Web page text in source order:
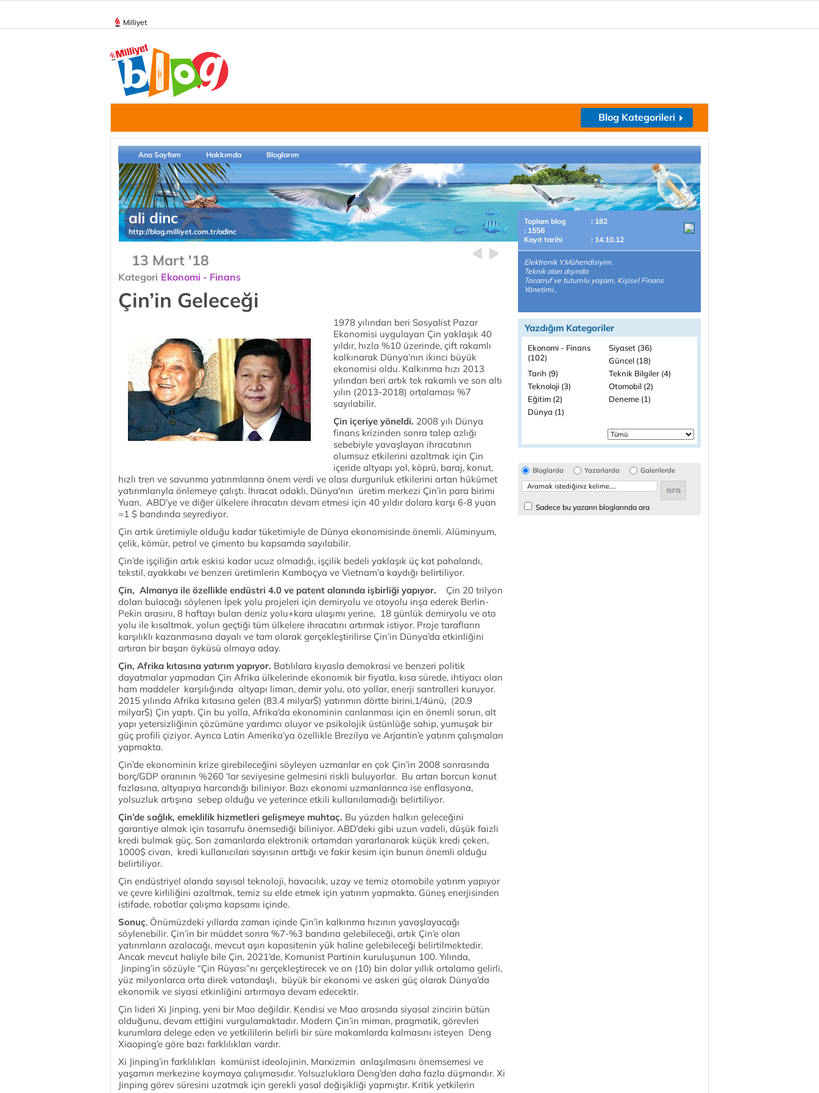
Milliyet
Blog Kategorileri
Ana Sayfam Hakkımda Bloglarım
ali dinc
http://blog.milliyet.com.tr/adinc
13 Mart '18
Kategori Ekonomi - Finans
Çin’in Geleceği
1978 yılından beri Sosyalist Pazar
Ekonomisi uygulayan Çin yaklaşık 40
yıldır, hızla %10 üzerinde, çift rakamlı
kalkınarak Dünya’nın ikinci büyük
ekonomisi oldu. Kalkınma hızı 2013
yılından beri artık tek rakamlı ve son altı
yılın (2013-2018) ortalaması %7
sayılabilir.
Çin içeriye yöneldi. 2008 yılı Dünya
finans krizinden sonra talep azlığı
sebebiyle yavaşlayan ihracatının
olumsuz etkilerini azaltmak için Çin
içeride altyapı yol, köprü, baraj, konut,
hızlı tren ve savunma yatırımlarına önem verdi ve olası durgunluk etkilerini artan hükümet
yatırımlarıyla önlemeye çalıştı. İhracat odaklı, Dünya'nın üretim merkezi Çin’in para birimi
Yuan, ABD’ye ve diğer ülkelere ihracatın devam etmesi için 40 yıldır dolara karşı 6-8 yuan
=1 $ bandında seyrediyor.
Çin artık üretimiyle olduğu kadar tüketimiyle de Dünya ekonomisinde önemli. Alüminyum,
çelik, kömür, petrol ve çimento bu kapsamda sayılabilir.
Çin’de işçiliğin artık eskisi kadar ucuz olmadığı, işçilik bedeli yaklaşık üç kat pahalandı,
tekstil, ayakkabı ve benzeri üretimlerin Kamboçya ve Vietnam’a kaydığı belirtiliyor.
Çin, Almanya ile özellikle endüstri 4.0 ve patent alanında işbirliği yapıyor. Çin 20 trilyon
doları bulacağı söylenen İpek yolu projeleri için demiryolu ve otoyolu inşa ederek Berlin-
Pekin arasını, 8 haftayı bulan deniz yolu+kara ulaşımı yerine, 18 günlük demiryolu ve oto
yolu ile kısaltmak, yolun geçtiği tüm ülkelere ihracatını artırmak istiyor. Proje tarafların
karşılıklı kazanmasına dayalı ve tam olarak gerçekleştirilirse Çin’in Dünya’da etkinliğini
artıran bir başarı öyküsü olmaya aday.
Çin, Afrika kıtasına yatırım yapıyor. Batılılara kıyasla demokrasi ve benzeri politik
dayatmalar yapmadan Çin Afrika ülkelerinde ekonomik bir fiyatla, kısa sürede, ihtiyacı olan
ham maddeler karşılığında altyapı liman, demir yolu, oto yollar, enerji santralleri kuruyor.
2015 yılında Afrika kıtasına gelen (83.4 milyar$) yatırımın dörtte birini,1/4ünü, (20.9
milyar$) Çin yaptı. Çin bu yolla, Afrika’da ekonominin canlanması için en önemli sorun, alt
yapı yetersizliğinin çözümüne yardımcı oluyor ve psikolojik üstünlüğe sahip, yumuşak bir
güç profili çiziyor. Ayrıca Latin Amerika’ya özellikle Brezilya ve Arjantin’e yatırım çalışmaları
yapmakta.
Çin’de ekonominin krize girebileceğini söyleyen uzmanlar en çok Çin’in 2008 sonrasında
borç/GDP oranının %260 ‘lar seviyesine gelmesini riskli buluyorlar. Bu artan borcun konut
fazlasına, altyapıya harcandığı biliniyor. Bazı ekonomi uzmanlarınca ise enflasyona,
yolsuzluk artışına sebep olduğu ve yeterince etkili kullanılamadığı belirtiliyor.
Çin’de sağlık, emeklilik hizmetleri gelişmeye muhtaç. Bu yüzden halkın geleceğini
garantiye almak için tasarrufu önemsediği biliniyor. ABD’deki gibi uzun vadeli, düşük faizli
kredi bulmak güç. Son zamanlarda elektronik ortamdan yararlanarak küçük kredi çeken,
1000$ civarı, kredi kullanıcıları sayısının arttığı ve fakir kesim için bunun önemli olduğu
belirtiliyor.
Çin endüstriyel alanda sayısal teknoloji, havacılık, uzay ve temiz otomobile yatırım yapıyor
ve çevre kirliliğini azaltmak, temiz su elde etmek için yatırım yapmakta. Güneş enerjisinden
istifade, robotlar çalışma kapsamı içinde.
Sonuç, Önümüzdeki yıllarda zaman içinde Çin’in kalkınma hızının yavaşlayacağı
söylenebilir. Çin’in bir müddet sonra %7-%3 bandına gelebileceği, artık Çin’e olan
yatırımların azalacağı, mevcut aşırı kapasitenin yük haline gelebileceği belirtilmektedir.
Ancak mevcut haliyle bile Çin, 2021’de, Komunist Partinin kuruluşunun 100. Yılında,
Jinping’in sözüyle “Çin Rüyası”nı gerçekleştirecek ve on (10) bin dolar yıllık ortalama gelirli,
yüz milyonlarca orta direk vatandaşlı, büyük bir ekonomi ve askeri güç olarak Dünya’da
ekonomik ve siyasi etkinliğini artırmaya devam edecektir.
Çin lideri Xi Jinping, yeni bir Mao değildir. Kendisi ve Mao arasında siyasal zincirin bütün
olduğunu, devam ettiğini vurgulamaktadır. Modern Çin’in mimarı, pragmatik, görevleri
kurumlara delege eden ve yetkililerin belirli bir süre makamlarda kalmasını isteyen Deng
Xiaoping’e göre bazı farklılıkları vardır.
Xi Jinping’in farklılıkları komünist ideolojinin, Marxizmin anlaşılmasını önemsemesi ve
yaşamın merkezine koymaya çalışmasıdır. Yolsuzluklara Deng’den daha fazla düşmandır. Xi
Jinping görev süresini uzatmak için gerekli yasal değişikliği yapmıştır. Kritik yetkilerin
Toplam blog
: 182
: 1556
Kayıt tarihi
: 14.10.12
Elektronik Y.Mühendisiyim.
Teknik alan dışında
Tasarruf ve tutumlu yaşam, Kişisel Finans
Yönetimi..
Yazdığım Kategoriler
Ekonomi - Finans
(102)
Siyaset (36)
Güncel (18)
Tarih (9)
Teknik Bilgiler (4)
Teknoloji (3)
Otomobil (2)
Eğitim (2)
Deneme (1)
Dünya (1)
Bloglarda Yazarlarda Galerilerde
Sadece bu yazarın bloglarında ara